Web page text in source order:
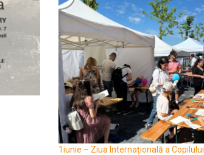
1iunie – Ziua Internațională a Copilului